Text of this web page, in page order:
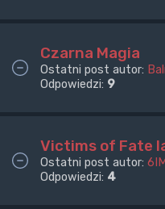
Czarna Magia
Ostatni post autor:
Odpowiedzi: 9
Victims of Fate
Ostatni post autor:
Odpowiedzi: 4